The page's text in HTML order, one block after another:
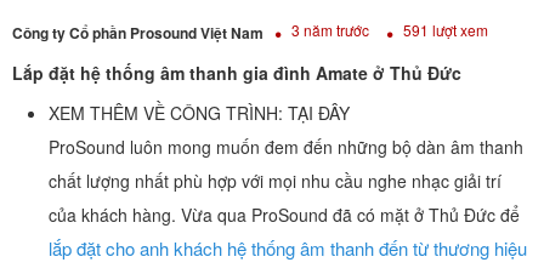
Công ty Cổ phần Prosound Việt Nam 3 năm trước 591 lượt xem
Lắp đặt hệ thống âm thanh gia đình Amate ở Thủ Đức
XEM THÊM VỀ CÔNG TRÌNH: TẠI ĐÂY
ProSound luôn mong muốn đem đến những bộ dàn âm thanh
chất lượng nhất phù hợp với mọi nhu cầu nghe nhạc giải trí
của khách hàng. Vừa qua ProSound đã có mặt ở Thủ Đức để
lắp đặt cho anh khách hệ thống âm thanh đến từ thương hiệu